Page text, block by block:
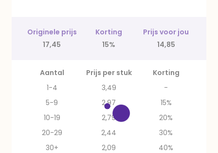
Originele prijs Korting
Prijs voor jou
17,45
15% 14,85
Aantal Prijs per stuk
Korting
1-4
3,49
-
5-9
2,97
15%
10-19
2,79
20%
20-29
2,44
30%
30+
2,09 40%